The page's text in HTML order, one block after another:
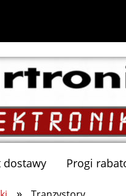
dostawy Progi